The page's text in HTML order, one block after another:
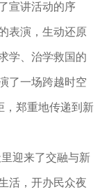
宣讲活动的序
表演，生动还原
学、治学救国的
了一场跨越时空
，郑重地传递到新
迎来了交融与新
活，开办民众夜